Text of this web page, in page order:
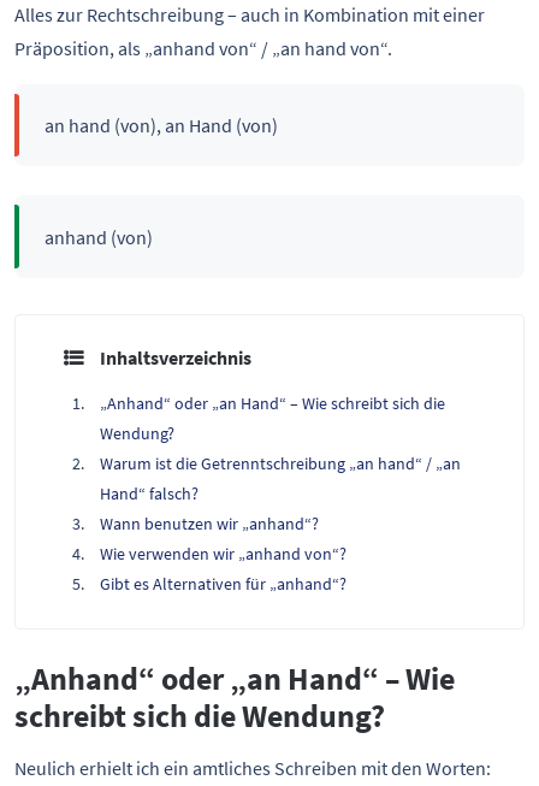
Alles zur Rechtschreibung – auch in Kombination mit einer
Präposition, als „anhand von“ / „an hand von“.
an hand (von), an Hand (von)
anhand (von)
Inhaltsverzeichnis
„Anhand“ oder „an Hand“ – Wie schreibt sich die
Wendung?
Warum ist die Getrenntschreibung „an hand“ / „an
Hand“ falsch?
Wann benutzen wir „anhand“?
Wie verwenden wir „anhand von“?
Gibt es Alternativen für „anhand“?
„Anhand“ oder „an Hand“ – Wie
schreibt sich die Wendung?
Neulich erhielt ich ein amtliches Schreiben mit den Worten: